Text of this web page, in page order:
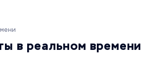
в реальном времени